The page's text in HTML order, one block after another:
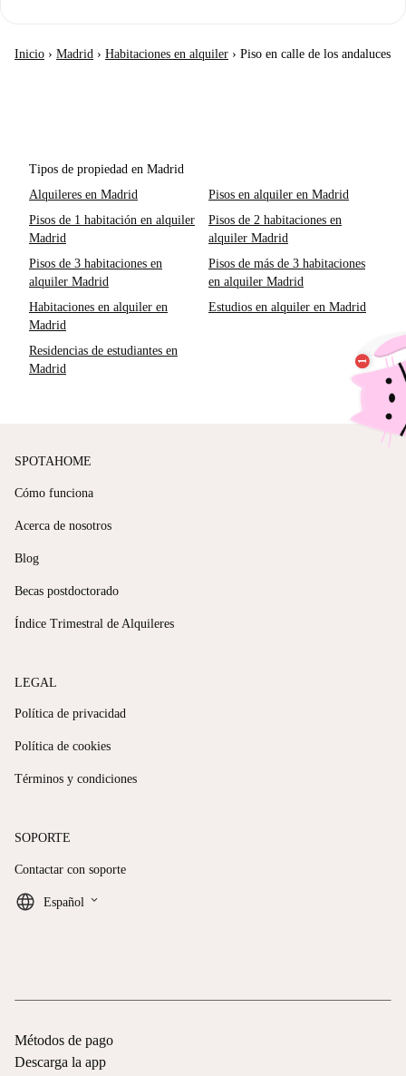
Inicio › Madrid › Habitaciones en alquiler › Piso en calle de los andaluces
Tipos de propiedad en Madrid
Alquileres en Madrid
Pisos en alquiler en Madrid
Pisos de 1 habitación en alquiler
Madrid
Pisos de 2 habitaciones en
alquiler Madrid
Pisos de 3 habitaciones en
alquiler Madrid
Pisos de más de 3 habitaciones
en alquiler Madrid
Habitaciones en alquiler en
Madrid
Estudios en alquiler en Madrid
Residencias de estudiantes en
Madrid
SPOTAHOME
Cómo funciona
Acerca de nosotros
Blog
Becas postdoctorado
Índice Trimestral de Alquileres
LEGAL
Política de privacidad
Política de cookies
Términos y condiciones
SOPORTE
Contactar con soporte
Español keyboard_arrow_down
Métodos de pago
Descarga la app